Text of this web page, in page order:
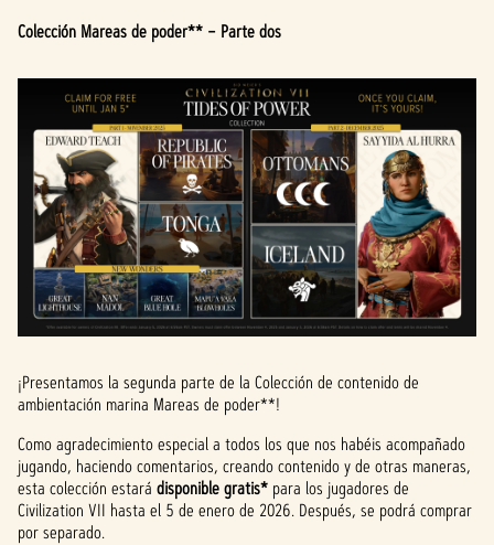
Colección Mareas de poder** – Parte dos
¡Presentamos la segunda parte de la Colección de contenido de
ambientación marina Mareas de poder**!
Como agradecimiento especial a todos los que nos habéis acompañado
jugando, haciendo comentarios, creando contenido y de otras maneras,
esta colección estará disponible gratis* para los jugadores de
Civilization VII hasta el 5 de enero de 2026. Después, se podrá comprar
por separado.